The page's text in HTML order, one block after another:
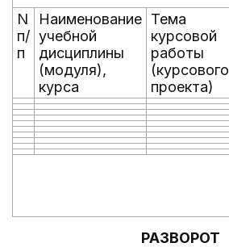
N
п/
п
Наименование
учебной
дисциплины
(модуля),
курса
Тема
курсовой
работы
(курсового
проекта)
РАЗВОРОТ